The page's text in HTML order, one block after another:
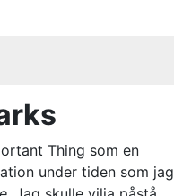
Thing som en
under tiden som jag